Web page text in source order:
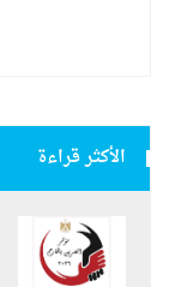
الأكثر قراءة